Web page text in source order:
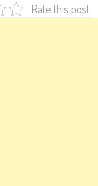
Rate this post